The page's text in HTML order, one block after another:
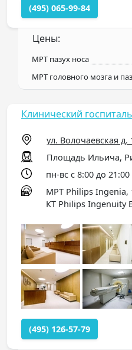
(495) 065-99-84
Цены:
МРТ пазух носа
МРТ головного мозга и
Клинический
ул. Волочаевская д.
Площадь Ильича,
пн-вс с 8:00 до 21:00
МРТ Philips Ingenia,
КТ Philips Ingenuity
(495) 126-57-79